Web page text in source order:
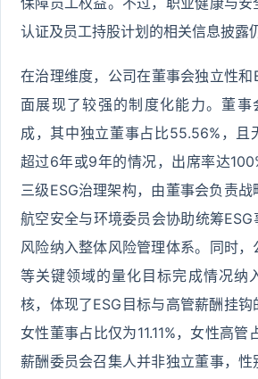
认证及员工持股计划的相关信息披露
在治理维度，公司在董事会独立性和
面展现了较强的制度化能力。董事
成，其中独立董事占比55.56%，且
超过6年或9年的情况，出席率达
三级ESG治理架构，由董事会负责战
航空安全与环境委员会协助统筹ESG
风险纳入整体风险管理体系。同时，
等关键领域的量化目标完成情况纳
核，体现了ESG目标与高管薪酬挂钩
女性董事占比仅为11.11%，女性高管
薪酬委员会召集人并非独立董事，性